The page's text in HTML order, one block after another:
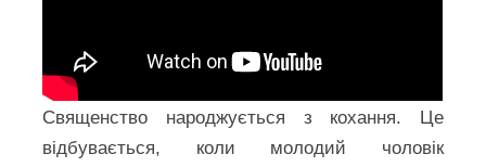
Священство народжується з кохання. Це
відбувається, коли молодий чоловік